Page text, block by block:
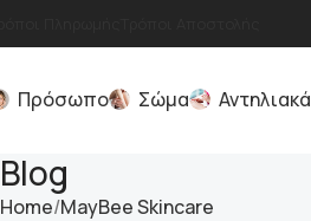
Πρόσωπο Σώμα Αντηλιακά
Blog
Home MayBee Skincare